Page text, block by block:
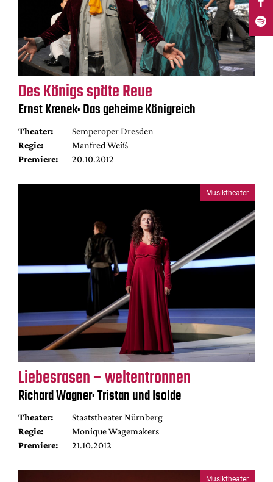
Des Königs späte Reue
Ernst Krenek: Das geheime Königreich
Theater:
Semperoper Dresden
Regie:
Manfred Weiß
Premiere:
20.10.2012
Musiktheater
Liebesrasen – weltentronnen
Richard Wagner: Tristan und Isolde
Theater:
Staatstheater Nürnberg
Regie:
Monique Wagemakers
Premiere:
21.10.2012
Musiktheater